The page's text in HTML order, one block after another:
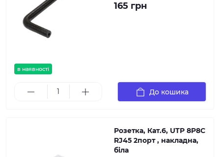
в наявності
165 грн
До кошика
Розетка, Кат.6, UTP 8P8C
RJ45 2порт , накладна,
біла